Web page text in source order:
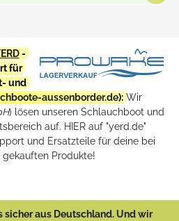
-
für
und
aussenborder.de): Wir
) lösen unseren Schlauchboot und
auf. HIER auf "yerd.de"
und Ersatzteile für deine bei
gekauften Produkte!
sicher aus Deutschland. Und wir